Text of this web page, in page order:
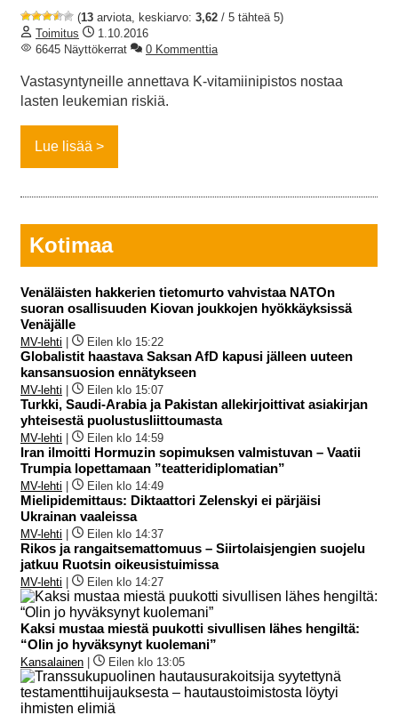
(13 arviota, keskiarvo: 3,62 / 5 tähteä 5)
Toimitus
1.10.2016
6645 Näyttökerrat
0 Kommenttia
Vastasyntyneille annettava K-vitamiinipistos nostaa
lasten leukemian riskiä.
Lue lisää
Kotimaa
Venäläisten hakkerien tietomurto vahvistaa NATOn
suoran osallisuuden Kiovan joukkojen hyökkäyksissä
Venäjälle
MV-lehti Eilen klo 15:22
Globalistit haastava Saksan AfD kapusi jälleen uuteen
kansansuosion ennätykseen
MV-lehti Eilen klo 15:07
Turkki, Saudi-Arabia ja Pakistan allekirjoittivat asiakirjan
yhteisestä puolustusliittoumasta
MV-lehti Eilen klo 14:59
Iran ilmoitti Hormuzin sopimuksen valmistuvan – Vaatii
Trumpia lopettamaan ”teatteridiplomatian”
MV-lehti Eilen klo 14:49
Mielipidemittaus: Diktaattori Zelenskyi ei pärjäisi
Ukrainan vaaleissa
MV-lehti Eilen klo 14:37
Rikos ja rangaitsemattomuus – Siirtolaisjengien suojelu
jatkuu Ruotsin oikeusistuimissa
MV-lehti Eilen klo 14:27
Kaksi mustaa miestä puukotti sivullisen lähes hengiltä:
“Olin jo hyväksynyt kuolemani”
Kansalainen Eilen klo 13:05